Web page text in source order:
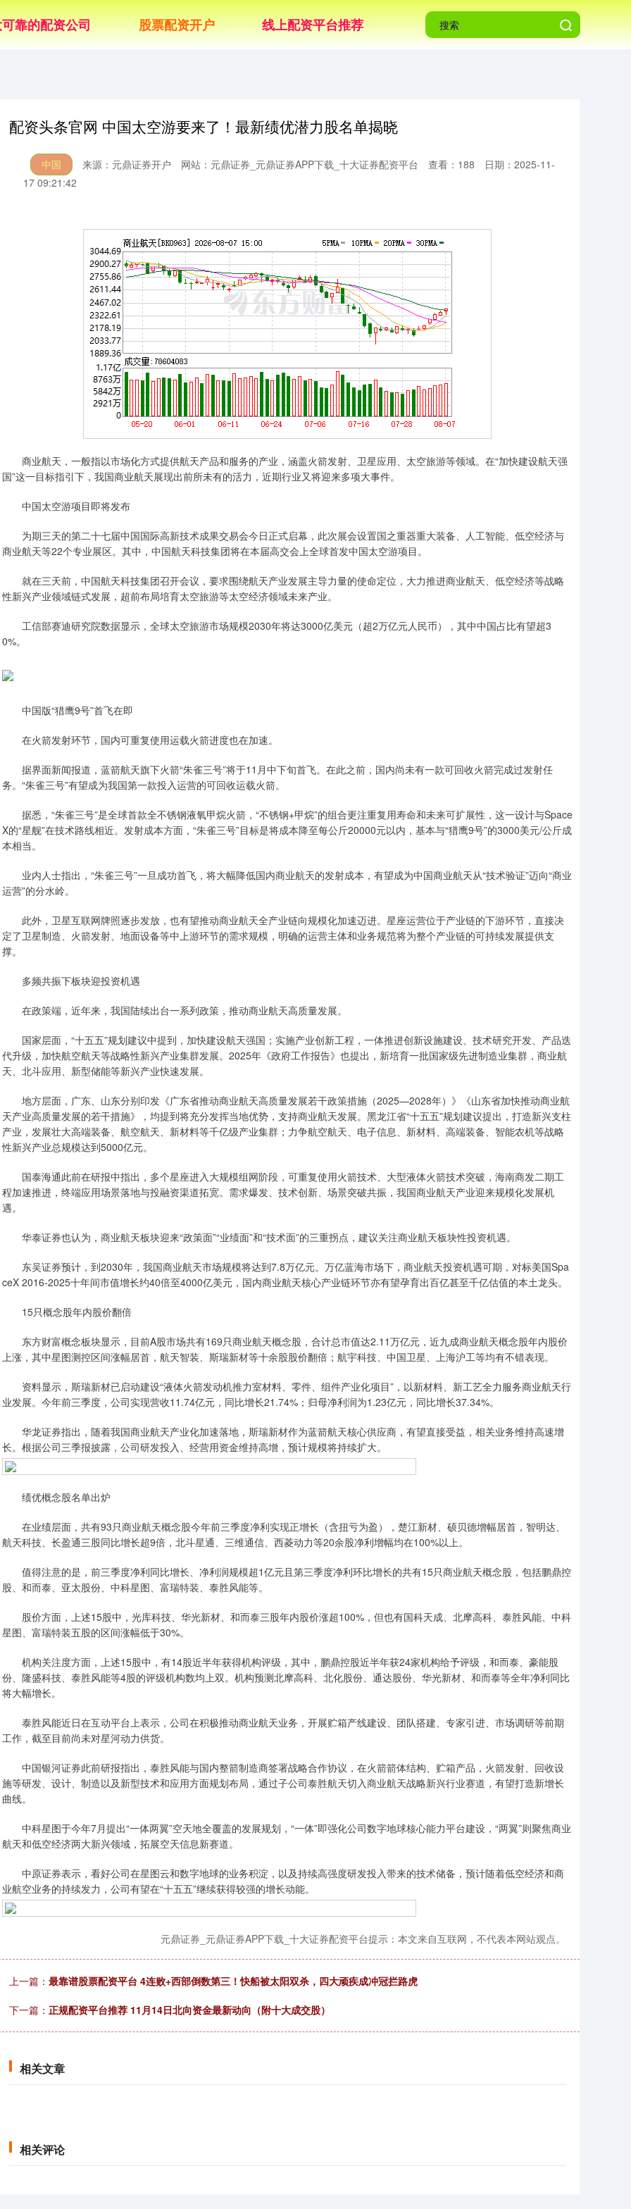
靠的配资公司 股票配资开户 线上配资平台推荐
配资头条官网 中国太空游要来了！最新绩优潜力股名单揭晓
中国 来源：元鼎证券开户 网站：元鼎证券_元鼎证券APP下载_十大证券配资平台 查看：188
日期：2025-11-
17 09:21:42
商业航天，一般指以市场化方式提供航天产品和服务的产业，涵盖火箭发射、卫星应用、太空旅游等领域。在“加快建设航天强
国”这一目标指引下，我国商业航天展现出前所未有的活力，近期行业又将迎来多项大事件。
中国太空游项目即将发布
为期三天的第二十七届中国国际高新技术成果交易会今日正式启幕，此次展会设置国之重器重大装备、人工智能、低空经济与
商业航天等22个专业展区。其中，中国航天科技集团将在本届高交会上全球首发中国太空游项目。
就在三天前，中国航天科技集团召开会议，要求围绕航天产业发展主导力量的使命定位，大力推进商业航天、低空经济等战略
性新兴产业领域链式发展，超前布局培育太空旅游等太空经济领域未来产业。
工信部赛迪研究院数据显示，全球太空旅游市场规模2030年将达3000亿美元（超2万亿元人民币），其中中国占比有望超3
0%。
中国版“猎鹰9号”首飞在即
在火箭发射环节，国内可重复使用运载火箭进度也在加速。
据界面新闻报道，蓝箭航天旗下火箭“朱雀三号”将于11月中下旬首飞。在此之前，国内尚未有一款可回收火箭完成过发射任
务。“朱雀三号”有望成为我国第一款投入运营的可回收运载火箭。
据悉，“朱雀三号”是全球首款全不锈钢液氧甲烷火箭，“不锈钢+甲烷”的组合更注重复用寿命和未来可扩展性，这一设计与Space
X的“星舰”在技术路线相近。发射成本方面，“朱雀三号”目标是将成本降至每公斤20000元以内，基本与“猎鹰9号”的3000美元/公斤成
本相当。
业内人士指出，“朱雀三号”一旦成功首飞，将大幅降低国内商业航天的发射成本，有望成为中国商业航天从“技术验证”迈向“商业
运营”的分水岭。
此外，卫星互联网牌照逐步发放，也有望推动商业航天全产业链向规模化加速迈进。星座运营位于产业链的下游环节，直接决
定了卫星制造、火箭发射、地面设备等中上游环节的需求规模，明确的运营主体和业务规范将为整个产业链的可持续发展提供支
撑。
多频共振下板块迎投资机遇
在政策端，近年来，我国陆续出台一系列政策，推动商业航天高质量发展。
国家层面，“十五五”规划建议中提到，加快建设航天强国；实施产业创新工程，一体推进创新设施建设、技术研究开发、产品迭
代升级，加快航空航天等战略性新兴产业集群发展。2025年《政府工作报告》也提出，新培育一批国家级先进制造业集群，商业航
天、北斗应用、新型储能等新兴产业快速发展。
地方层面，广东、山东分别印发《广东省推动商业航天高质量发展若干政策措施（2025—2028年）》《山东省加快推动商业航
天产业高质量发展的若干措施》，均提到将充分发挥当地优势，支持商业航天发展。黑龙江省“十五五”规划建议提出，打造新兴支柱
产业，发展壮大高端装备、航空航天、新材料等千亿级产业集群；力争航空航天、电子信息、新材料、高端装备、智能农机等战略
性新兴产业总规模达到5000亿元。
国泰海通此前在研报中指出，多个星座进入大规模组网阶段，可重复使用火箭技术、大型液体火箭技术突破，海南商发二期工
程加速推进，终端应用场景落地与投融资渠道拓宽。需求爆发、技术创新、场景突破共振，我国商业航天产业迎来规模化发展机
遇。
华泰证券也认为，商业航天板块迎来“政策面”“业绩面”和“技术面”的三重拐点，建议关注商业航天板块性投资机遇。
东吴证券预计，到2030年，我国商业航天市场规模将达到7.8万亿元。万亿蓝海市场下，商业航天投资机遇可期，对标美国Spa
ceX 2016-2025十年间市值增长约40倍至4000亿美元，国内商业航天核心产业链环节亦有望孕育出百亿甚至千亿估值的本土龙头。
15只概念股年内股价翻倍
东方财富概念板块显示，目前A股市场共有169只商业航天概念股，合计总市值达2.11万亿元，近九成商业航天概念股年内股价
上涨，其中星图测控区间涨幅居首，航天智装、斯瑞新材等十余股股价翻倍；航宇科技、中国卫星、上海沪工等均有不错表现。
资料显示，斯瑞新材已启动建设“液体火箭发动机推力室材料、零件、组件产业化项目”，以新材料、新工艺全力服务商业航天行
业发展。今年前三季度，公司实现营收11.74亿元，同比增长21.74%；归母净利润为1.23亿元，同比增长37.34%。
华龙证券指出，随着我国商业航天产业化加速落地，斯瑞新材作为蓝箭航天核心供应商，有望直接受益，相关业务维持高速增
长。根据公司三季报披露，公司研发投入、经营用资金维持高增，预计规模将持续扩大。
绩优概念股名单出炉
在业绩层面，共有93只商业航天概念股今年前三季度净利实现正增长（含扭亏为盈），楚江新材、硕贝德增幅居首，智明达、
航天科技、长盈通三股同比增长超9倍，北斗星通、三维通信、西菱动力等20余股净利增幅均在100%以上。
值得注意的是，前三季度净利同比增长、净利润规模超1亿元且第三季度净利环比增长的共有15只商业航天概念股，包括鹏鼎控
股、和而泰、亚太股份、中科星图、富瑞特装、泰胜风能等。
股价方面，上述15股中，光库科技、华光新材、和而泰三股年内股价涨超100%，但也有国科天成、北摩高科、泰胜风能、中科
星图、富瑞特装五股的区间涨幅低于30%。
机构关注度方面，上述15股中，有14股近半年获得机构评级，其中，鹏鼎控股近半年获24家机构给予评级，和而泰、豪能股
份、隆盛科技、泰胜风能等4股的评级机构数均上双。机构预测北摩高科、北化股份、通达股份、华光新材、和而泰等全年净利同比
将大幅增长。
泰胜风能近日在互动平台上表示，公司在积极推动商业航天业务，开展贮箱产线建设、团队搭建、专家引进、市场调研等前期
工作，截至目前尚未对星河动力供货。
中国银河证券此前研报指出，泰胜风能与国内整箭制造商签署战略合作协议，在火箭箭体结构、贮箱产品，火箭发射、回收设
施等研发、设计、制造以及新型技术和应用方面规划布局，通过子公司泰胜航天切入商业航天战略新兴行业赛道，有望打造新增长
曲线。
中科星图于今年7月提出“一体两翼”空天地全覆盖的发展规划，“一体”即强化公司数字地球核心能力平台建设，“两翼”则聚焦商业
航天和低空经济两大新兴领域，拓展空天信息新赛道。
中原证券表示，看好公司在星图云和数字地球的业务积淀，以及持续高强度研发投入带来的技术储备，预计随着低空经济和商
业航空业务的持续发力，公司有望在“十五五”继续获得较强的增长动能。
元鼎证券_元鼎证券APP下载_十大证券配资平台提示：本文来自互联网，不代表本网站观点。
上一篇： 最靠谱股票配资平台 4连败+西部倒数第三！快船被太阳双杀，四大顽疾成冲冠拦路虎
下一篇： 正规配资平台推荐 11月14日北向资金最新动向（附十大成交股）
相关文章
相关评论